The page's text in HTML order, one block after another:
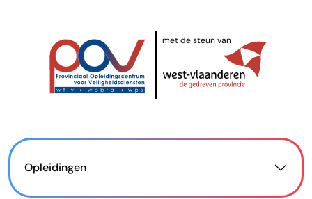
met de steun van
Opleidingen